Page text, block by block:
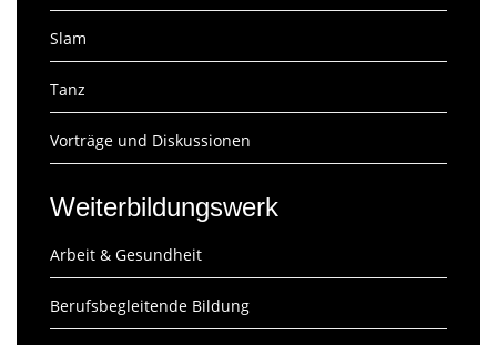
Slam
Tanz
Vorträge und Diskussionen
Weiterbildungswerk
Arbeit & Gesundheit
Berufsbegleitende Bildung